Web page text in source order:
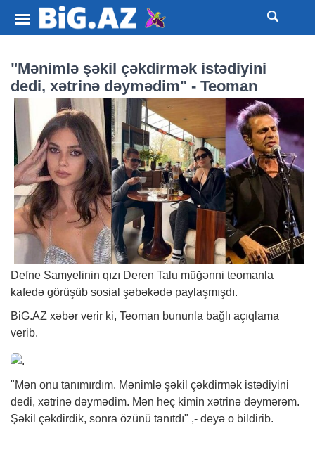
"Mənimlə şəkil çəkdirmək istədiyini
dedi, xətrinə dəymədim" - Teoman
Defne Samyelinin qızı Deren Talu müğənni teomanla
kafedə görüşüb sosial şəbəkədə paylaşmışdı.
BiG.AZ xəbər verir ki, Teoman bununla bağlı açıqlama
verib.
"Mən onu tanımırdım. Mənimlə şəkil çəkdirmək istədiyini
dedi, xətrinə dəymədim. Mən heç kimin xətrinə dəymərəm.
Şəkil çəkdirdik, sonra özünü tanıtdı" ,- deyə o bildirib.